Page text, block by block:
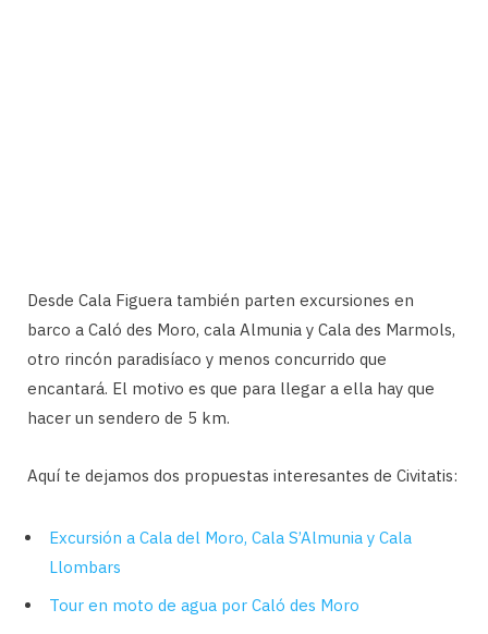
Desde Cala Figuera también parten excursiones en
barco a Caló des Moro, cala Almunia y Cala des Marmols,
otro rincón paradisíaco y menos concurrido que
encantará. El motivo es que para llegar a ella hay que
hacer un sendero de 5 km.
Aquí te dejamos dos propuestas interesantes de Civitatis:
Excursión a Cala del Moro, Cala S’Almunia y Cala
Llombars
Tour en moto de agua por Caló des Moro